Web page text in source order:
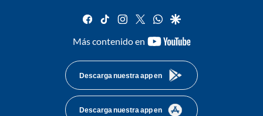
facebook
tiktok instagram
twitterwhatsapp
google
Más contenido en
youtube-
Descarga nuestra app en
Descarga nuestra app en